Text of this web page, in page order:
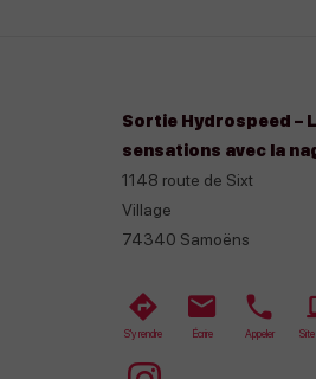
Sortie Hydrospeed –
sensations avec la
1148 route de Sixt
Village
74340 Samoëns
S'y rendre Écrire Appeler